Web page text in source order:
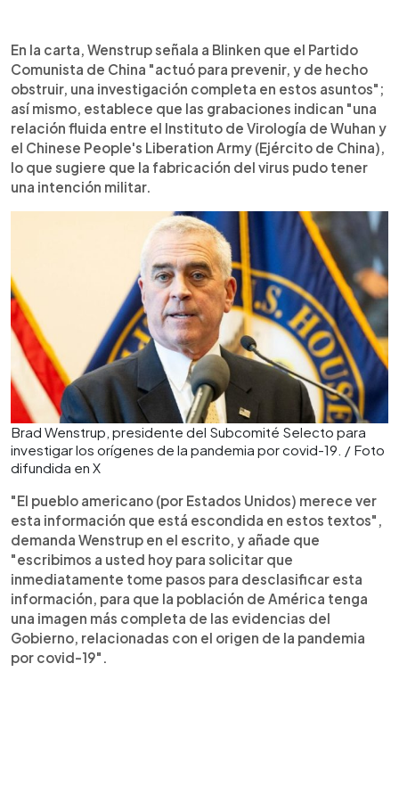
En la carta, Wenstrup señala a Blinken que el Partido
Comunista de China "actuó para prevenir, y de hecho
obstruir, una investigación completa en estos asuntos";
así mismo, establece que las grabaciones indican "una
relación fluida entre el Instituto de Virología de Wuhan y
el Chinese People's Liberation Army (Ejército de China),
lo que sugiere que la fabricación del virus pudo tener
una intención militar.
Brad Wenstrup, presidente del Subcomité Selecto para
investigar los orígenes de la pandemia por covid-19. / Foto
difundida en X
"El pueblo americano (por Estados Unidos) merece ver
esta información que está escondida en estos textos",
demanda Wenstrup en el escrito, y añade que
"escribimos a usted hoy para solicitar que
inmediatamente tome pasos para desclasificar esta
información, para que la población de América tenga
una imagen más completa de las evidencias del
Gobierno, relacionadas con el origen de la pandemia
por covid-19".